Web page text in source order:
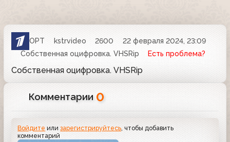
ОРТ kstrvideo 2600
22 февраля 2024, 23:09
Собственная оцифровка. VHSRip
Есть проблема?
Собственная оцифровка. VHSRip
Комментарии 0
Войдите илизарегистрируйтесь , чтобы добавить
комментарий